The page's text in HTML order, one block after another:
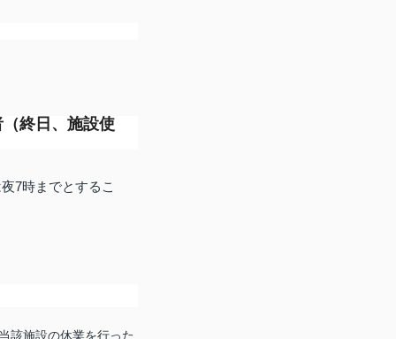
終日、施設使
7時までとするこ
該施設の休業を行った